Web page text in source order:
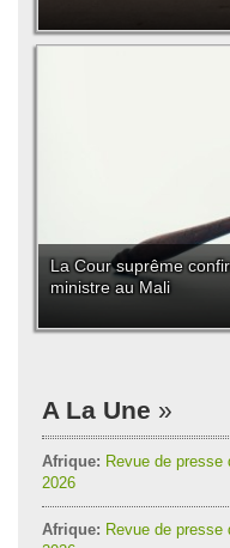
La Cour suprême
ministre au Mali
A La Une
Afrique: Revue de presse
2026
Afrique: Revue de presse